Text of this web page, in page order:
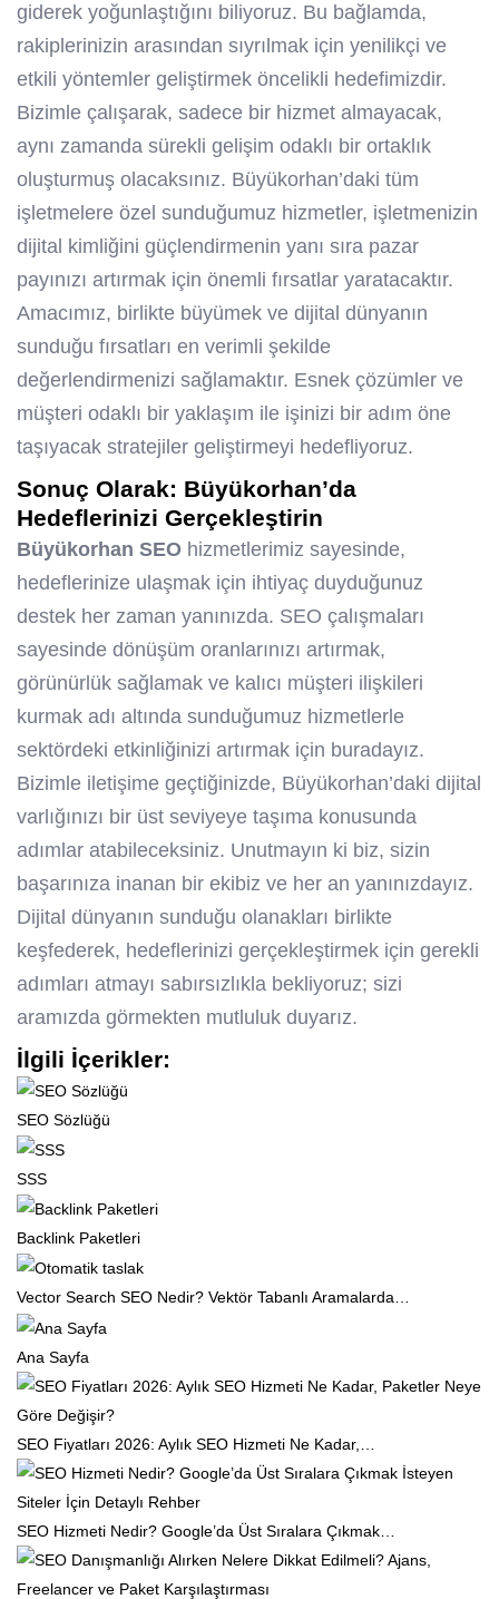
giderek yoğunlaştığını biliyoruz. Bu bağlamda,
rakiplerinizin arasından sıyrılmak için yenilikçi ve
etkili yöntemler geliştirmek öncelikli hedefimizdir.
Bizimle çalışarak, sadece bir hizmet almayacak,
aynı zamanda sürekli gelişim odaklı bir ortaklık
oluşturmuş olacaksınız. Büyükorhan’daki tüm
işletmelere özel sunduğumuz hizmetler, işletmenizin
dijital kimliğini güçlendirmenin yanı sıra pazar
payınızı artırmak için önemli fırsatlar yaratacaktır.
Amacımız, birlikte büyümek ve dijital dünyanın
sunduğu fırsatları en verimli şekilde
değerlendirmenizi sağlamaktır. Esnek çözümler ve
müşteri odaklı bir yaklaşım ile işinizi bir adım öne
taşıyacak stratejiler geliştirmeyi hedefliyoruz.
Sonuç Olarak: Büyükorhan’da
Hedeflerinizi Gerçekleştirin
Büyükorhan SEO hizmetlerimiz sayesinde,
hedeflerinize ulaşmak için ihtiyaç duyduğunuz
destek her zaman yanınızda. SEO çalışmaları
sayesinde dönüşüm oranlarınızı artırmak,
görünürlük sağlamak ve kalıcı müşteri ilişkileri
kurmak adı altında sunduğumuz hizmetlerle
sektördeki etkinliğinizi artırmak için buradayız.
Bizimle iletişime geçtiğinizde, Büyükorhan’daki dijital
varlığınızı bir üst seviyeye taşıma konusunda
adımlar atabileceksiniz. Unutmayın ki biz, sizin
başarınıza inanan bir ekibiz ve her an yanınızdayız.
Dijital dünyanın sunduğu olanakları birlikte
keşfederek, hedeflerinizi gerçekleştirmek için gerekli
adımları atmayı sabırsızlıkla bekliyoruz; sizi
aramızda görmekten mutluluk duyarız.
İlgili İçerikler:
SEO Sözlüğü
SSS
Backlink Paketleri
Vector Search SEO Nedir? Vektör Tabanlı Aramalarda…
Ana Sayfa
SEO Fiyatları 2026: Aylık SEO Hizmeti Ne Kadar,…
SEO Hizmeti Nedir? Google’da Üst Sıralara Çıkmak…